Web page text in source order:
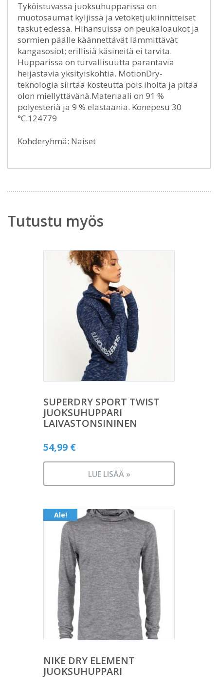
Tyköistuvassa juoksuhupparissa on
muotosaumat kyljissä ja vetoketjukiinnitteiset
taskut edessä. Hihansuissa on peukaloaukot ja
sormien päälle käännettävät lämmittävät
kangasosiot; erillisiä käsineitä ei tarvita.
Hupparissa on turvallisuutta parantavia
heijastavia yksityiskohtia. MotionDry-
teknologia siirtää kosteutta pois iholta ja pitää
olon miellyttävänä.Materiaali on 91 %
polyesteriä ja 9 % elastaania. Konepesu 30
°C.124779
Kohderyhmä: Naiset
Tutustu myös
SUPERDRY SPORT TWIST
JUOKSUHUPPARI
LAIVASTONSININEN
54,99 €
LUE LISÄÄ »
Ale!
NIKE DRY ELEMENT
JUOKSUHUPPARI